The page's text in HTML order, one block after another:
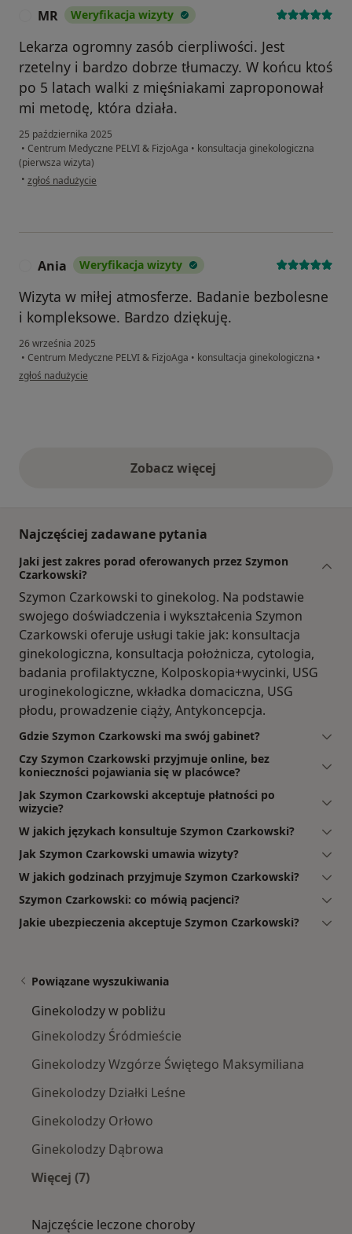
MR Weryfikacja wizyty
Lekarza ogromny zasób cierpliwości. Jest
rzetelny i bardzo dobrze tłumaczy. W końcu ktoś
po 5 latach walki z mięśniakami zaproponował
mi metodę, która działa.
25 października 2025
• Centrum Medyczne PELVI & FizjoAga • konsultacja ginekologiczna
(pierwsza wizyta)
• w opinii użytkownika MR
zgłoś nadużycie
Ania Weryfikacja wizyty
Wizyta w miłej atmosferze. Badanie bezbolesne
i kompleksowe. Bardzo dziękuję.
26 września 2025
• Centrum Medyczne PELVI & FizjoAga • konsultacja ginekologiczna •
w opinii użytkownika Ania
zgłoś nadużycie
Zobacz więcejopinie powyżej
Najczęściej zadawane pytania
Jaki jest zakres porad oferowanych przez Szymon
Czarkowski?
Szymon Czarkowski to ginekolog. Na podstawie
swojego doświadczenia i wykształcenia Szymon
Czarkowski oferuje usługi takie jak: konsultacja
ginekologiczna, konsultacja położnicza, cytologia,
badania profilaktyczne, Kolposkopia+wycinki, USG
uroginekologiczne, wkładka domaciczna, USG
płodu, prowadzenie ciąży, Antykoncepcja.
Gdzie Szymon Czarkowski ma swój gabinet?
Czy Szymon Czarkowski przyjmuje online, bez
konieczności pojawiania się w placówce?
Jak Szymon Czarkowski akceptuje płatności po
wizycie?
W jakich językach konsultuje Szymon Czarkowski?
Jak Szymon Czarkowski umawia wizyty?
W jakich godzinach przyjmuje Szymon Czarkowski?
Szymon Czarkowski: co mówią pacjenci?
Jakie ubezpieczenia akceptuje Szymon Czarkowski?
Powiązane wyszukiwania
Ginekolodzy w pobliżu
Ginekolodzy Śródmieście
Ginekolodzy Wzgórze Świętego Maksymiliana
Ginekolodzy Działki Leśne
Ginekolodzy Orłowo
Ginekolodzy Dąbrowa
Więcej (7)
Najczęście leczone choroby